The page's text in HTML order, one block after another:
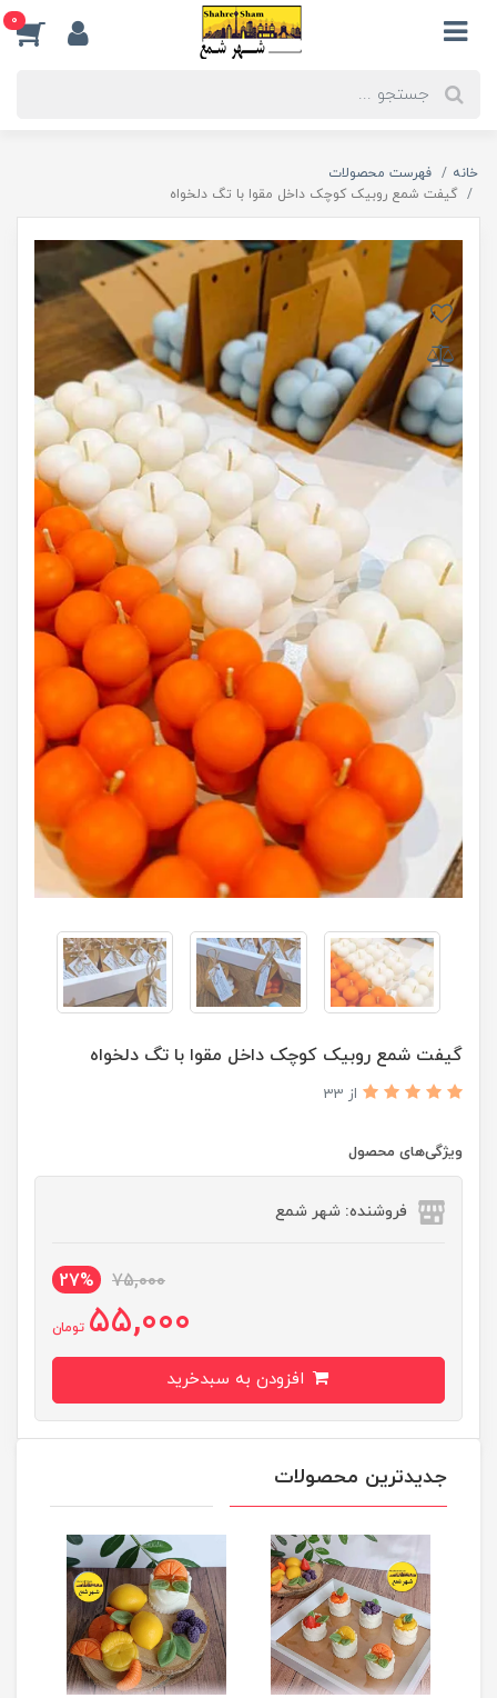
0
خانه
فهرست محصولات
گیفت شمع روبیک کوچک داخل مقوا با تگ دلخواه
گیفت شمع روبیک کوچک داخل مقوا با تگ دلخواه
از 33
ویژگی‌های محصول
فروشنده: شهر شمع
75,000
27%
55,000 تومان
جدیدترین محصولات